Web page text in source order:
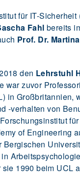
für IT-Sicherheit
Fahl bereits
Prof. Dr.
den Lehrstuhl
war zuvor
in Großbritannien,
-verhalten von
of Engineering
1990 beim UCL